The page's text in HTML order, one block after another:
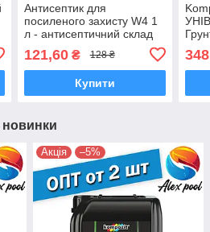
Антисептик для
посиленого захисту W4 1
л - антисептичний склад
деревини
121,60₴ 128 ₴
Купити
новинки
Акція –5%